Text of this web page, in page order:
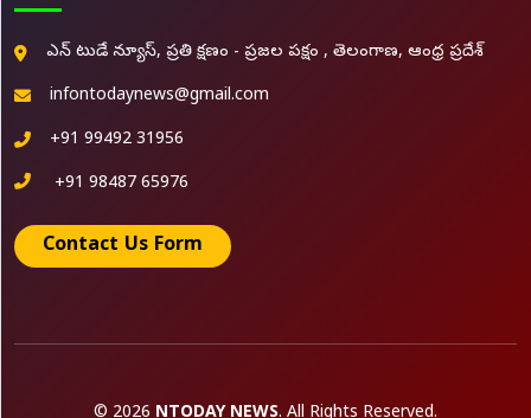
ఎన్ టుడే న్యూస్, ప్రతి క్షణం - ప్రజల పక్షం , తెలంగాణ, ఆంధ్ర ప్రదేశ్
infontodaynews@gmail.com
+91 99492 31956
+91 98487 65976
Contact Us Form
© 2026 NTODAY NEWS. All Rights Reserved.